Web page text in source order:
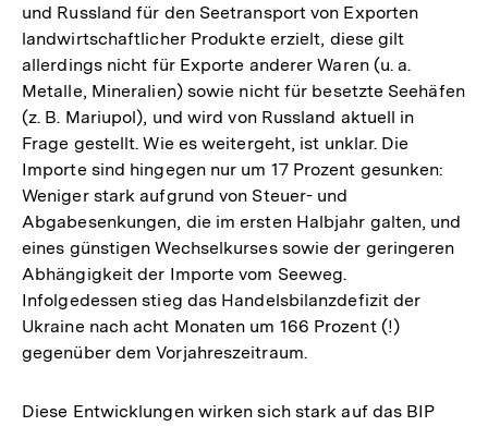
und Russland für den Seetransport von Exporten
landwirtschaftlicher Produkte erzielt, diese gilt
allerdings nicht für Exporte anderer Waren (u. a.
Metalle, Mineralien) sowie nicht für besetzte Seehäfen
(z. B. Mariupol), und wird von Russland aktuell in
Frage gestellt. Wie es weitergeht, ist unklar. Die
Importe sind hingegen nur um 17 Prozent gesunken:
Weniger stark aufgrund von Steuer- und
Abgabesenkungen, die im ersten Halbjahr galten, und
eines günstigen Wechselkurses sowie der geringeren
Abhängigkeit der Importe vom Seeweg.
Infolgedessen stieg das Handelsbilanzdefizit der
Ukraine nach acht Monaten um 166 Prozent (!)
gegenüber dem Vorjahreszeitraum.
Diese Entwicklungen wirken sich stark auf das BIP